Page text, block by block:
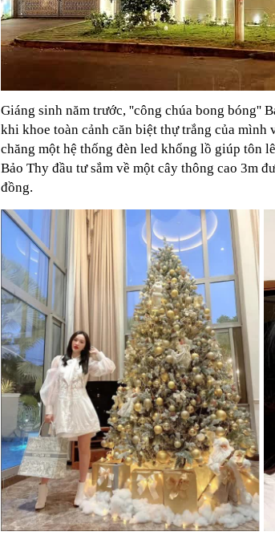
Giáng sinh năm trước, ''công chúa bong bóng''
khi khoe toàn cảnh căn biệt thự trắng của mình
chăng một hệ thống đèn led khổng lồ giúp tôn
Bảo Thy đầu tư sắm về một cây thông cao 3m
đồng.